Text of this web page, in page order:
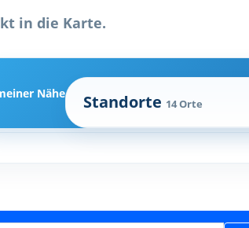
in die Karte.
Nähe Standorte 14 Orte